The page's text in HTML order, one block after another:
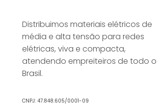
Distribuimos materiais elétricos de
média e alta tensão para redes
elétricas, viva e compacta,
atendendo empreiteiros de todo o
Brasil.
CNPJ: 47.848.605/0001-09